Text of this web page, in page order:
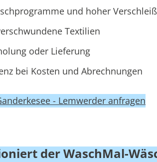
und hoher Verschleiß
Textilien
oder Lieferung
bei Kosten und Abrechnungen
- Lemwerder anfragen
der WaschMal-